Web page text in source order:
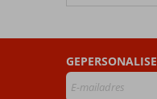
die
ouder